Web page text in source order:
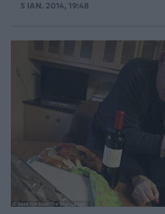
5 ΙΑΝ. 2014, 19:48